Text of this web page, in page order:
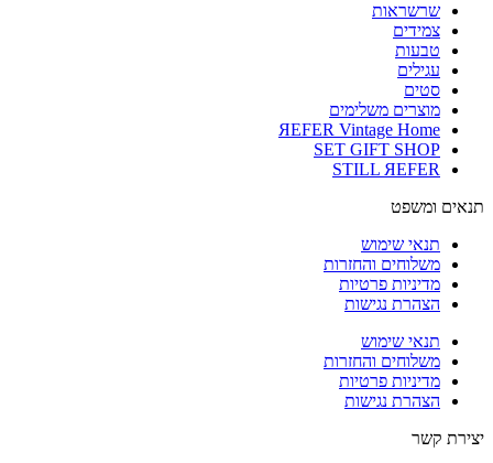
שרשראות
צמידים
טבעות
עגילים
סטים
מוצרים משלימים
ЯEFER Vintage Home
SET GIFT SHOP
STILL ЯEFER
תנאים ומשפט
תנאי שימוש
משלוחים והחזרות
מדיניות פרטיות
הצהרת נגישות
תנאי שימוש
משלוחים והחזרות
מדיניות פרטיות
הצהרת נגישות
יצירת קשר